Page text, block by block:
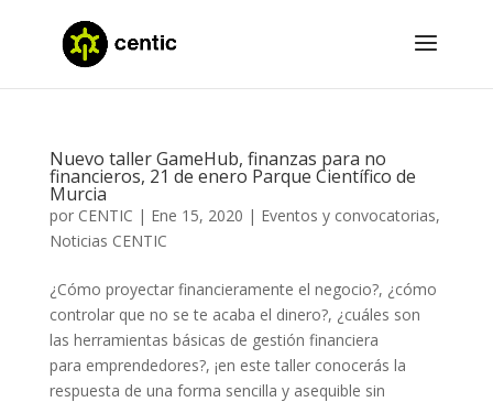
Nuevo taller GameHub, finanzas para no
financieros, 21 de enero Parque Científico de
Murcia
por CENTIC | Ene 15, 2020 | Eventos y convocatorias,
Noticias CENTIC
¿Cómo proyectar financieramente el negocio?, ¿cómo
controlar que no se te acaba el dinero?, ¿cuáles son
las herramientas básicas de gestión financiera
para emprendedores?, ¡en este taller conocerás la
respuesta de una forma sencilla y asequible sin